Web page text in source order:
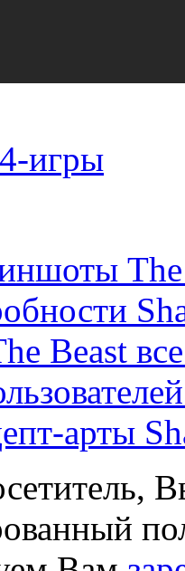
игры
Beast
арты